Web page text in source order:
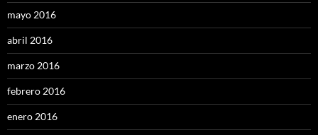
mayo 2016
abril 2016
marzo 2016
febrero 2016
enero 2016